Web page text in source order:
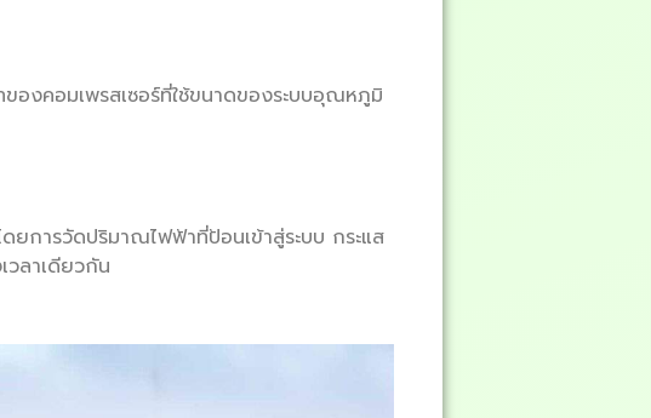
ของคอมเพรสเซอร์ที่ใช้ขนาดของระบบอุณหภูมิ
ยการวัดปริมาณไฟฟ้าที่ป้อนเข้าสู่ระบบ กระแส
วลาเดียวกัน